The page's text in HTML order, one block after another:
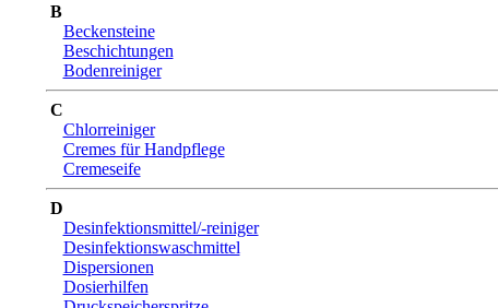
B
Beckensteine
Beschichtungen
Bodenreiniger
C
Chlorreiniger
Cremes für Handpflege
Cremeseife
D
Desinfektionsmittel/-reiniger
Desinfektionswaschmittel
Dispersionen
Dosierhilfen